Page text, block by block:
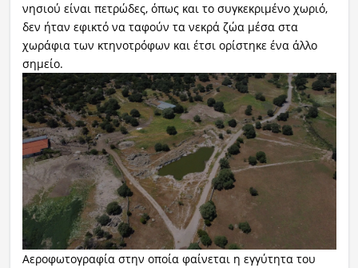
νησιού είναι πετρώδες, όπως και το συγκεκριμένο χωριό,
δεν ήταν εφικτό να ταφούν τα νεκρά ζώα μέσα στα
χωράφια των κτηνοτρόφων και έτσι ορίστηκε ένα άλλο
σημείο.
Αεροφωτογραφία στην οποία φαίνεται η εγγύτητα του